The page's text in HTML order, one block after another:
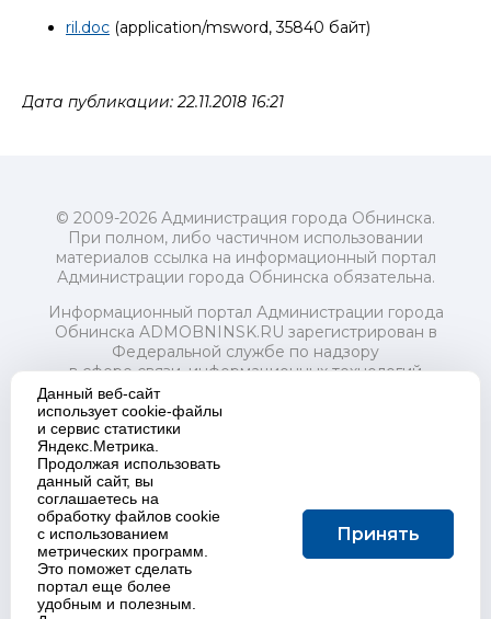
ril.doc (application/msword, 35840 байт)
Дата публикации: 22.11.2018 16:21
© 2009-2026 Администрация города Обнинска.
При полном, либо частичном использовании
материалов ссылка на информационный портал
Администрации города Обнинска обязательна.
Информационный портал Администрации города
Обнинска ADMOBNINSK.RU зарегистрирован в
Федеральной службе по надзору
в сфере связи, информационных технологий
и массовых коммуникаций (Роскомнадзор) 24 июля
2018 года.
Свидетельство о регистрации Эл № ФС77-73321
Учредитель: Администрация (исполнительно-
распорядительный орган) городского округа "Город
Обнинск". Главный редактор: Байкова Е.А.
Адрес электронной почты Редакции:
redactor@admobninsk.ru
Телефон Редакции: +7 (484) 395-85-85
Настоящий ресурс содержит материалы 18+
Политика в отношении обработки персональных
Данный веб-сайт
использует cookie-файлы
и сервис статистики
Яндекс.Метрика.
Продолжая использовать
данный сайт, вы
соглашаетесь на
обработку файлов cookie
с использованием
метрических программ.
Это поможет сделать
портал еще более
удобным и полезным.
Принять